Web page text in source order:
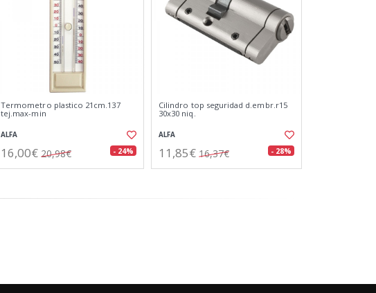
Termometro plastico 21cm.137
tej.max-min
ALFA
16,00€ 20,98€ - 24%
Cilindro top seguridad d.embr.r15
30x30 niq.
ALFA
11,85€ 16,37€ - 28%